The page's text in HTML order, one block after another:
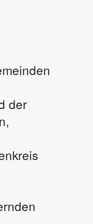
der